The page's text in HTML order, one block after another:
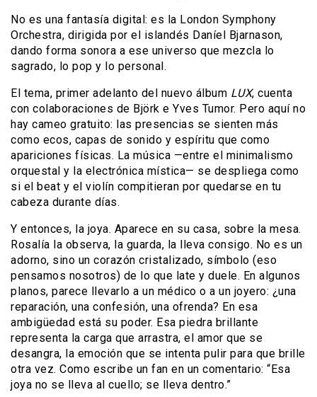
No es una fantasía digital: es la London Symphony
Orchestra, dirigida por el islandés Daníel Bjarnason,
dando forma sonora a ese universo que mezcla lo
sagrado, lo pop y lo personal.
El tema, primer adelanto del nuevo álbum LUX, cuenta
con colaboraciones de Björk e Yves Tumor. Pero aquí no
hay cameo gratuito: las presencias se sienten más
como ecos, capas de sonido y espíritu que como
apariciones físicas. La música —entre el minimalismo
orquestal y la electrónica mística— se despliega como
si el beat y el violín compitieran por quedarse en tu
cabeza durante días.
Y entonces, la joya. Aparece en su casa, sobre la mesa.
Rosalía la observa, la guarda, la lleva consigo. No es un
adorno, sino un corazón cristalizado, símbolo (eso
pensamos nosotros) de lo que late y duele. En algunos
planos, parece llevarlo a un médico o a un joyero: ¿una
reparación, una confesión, una ofrenda? En esa
ambigüedad está su poder. Esa piedra brillante
representa la carga que arrastra, el amor que se
desangra, la emoción que se intenta pulir para que brille
otra vez. Como escribe un fan en un comentario: “Esa
joya no se lleva al cuello; se lleva dentro.”